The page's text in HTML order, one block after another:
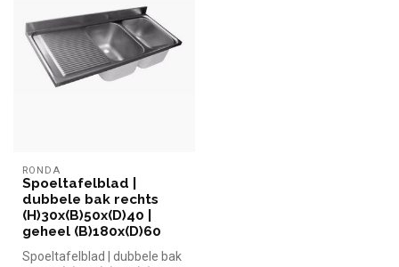
RONDA
Spoeltafelblad |
dubbele bak rechts
(H)30x(B)50x(D)40 |
geheel (B)180x(D)60
Spoeltafelblad | dubbele bak